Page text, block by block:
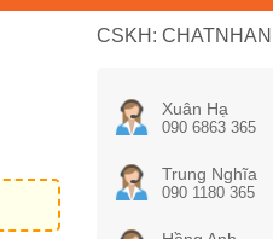
CSKH:
Xuân Hạ
090 6863 365
Trung Nghĩa
090 1180 365